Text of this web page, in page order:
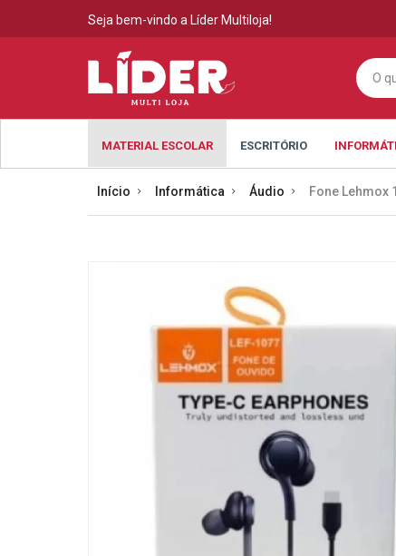
Seja bem-vindo a Líder Multiloja!
MATERIAL ESCOLAR ESCRITÓRIO
Início Informática Áudio Fone Lehmox